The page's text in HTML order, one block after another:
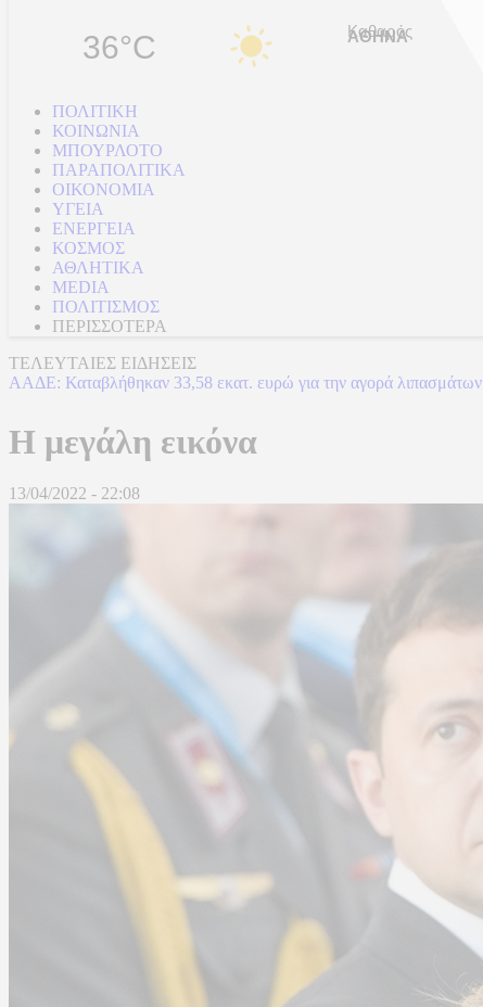
36°C Καθαρός
ΠΟΛΙΤΙΚΗ
ΚΟΙΝΩΝΙΑ
ΜΠΟΥΡΛΟΤΟ
ΠΑΡΑΠΟΛΙΤΙΚΑ
ΟΙΚΟΝΟΜΙΑ
ΥΓΕΙΑ
ΕΝΕΡΓΕΙΑ
ΚΟΣΜΟΣ
ΑΘΛΗΤΙΚΑ
MEDIA
ΠΟΛΙΤΙΣΜΟΣ
ΠΕΡΙΣΣΟΤΕΡΑ
ΤΕΛΕΥΤΑΙΕΣ ΕΙΔΗΣΕΙΣ
ΑΑΔΕ: Καταβλήθηκαν 33,58 εκατ. ευρώ για την αγορά λιπασμάτων
Η μεγάλη εικόνα
13/04/2022 - 22:08